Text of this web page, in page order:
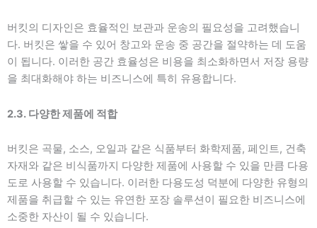
버킷의 디자인은 효율적인 보관과 운송의 필요성을 고려했습니
다. 버킷은 쌓을 수 있어 창고와 운송 중 공간을 절약하는 데 도움
이 됩니다. 이러한 공간 효율성은 비용을 최소화하면서 저장 용량
을 최대화해야 하는 비즈니스에 특히 유용합니다.
2.3. 다양한 제품에 적합
버킷은 곡물, 소스, 오일과 같은 식품부터 화학제품, 페인트, 건축
자재와 같은 비식품까지 다양한 제품에 사용할 수 있을 만큼 다용
도로 사용할 수 있습니다. 이러한 다용도성 덕분에 다양한 유형의
제품을 취급할 수 있는 유연한 포장 솔루션이 필요한 비즈니스에
소중한 자산이 될 수 있습니다.